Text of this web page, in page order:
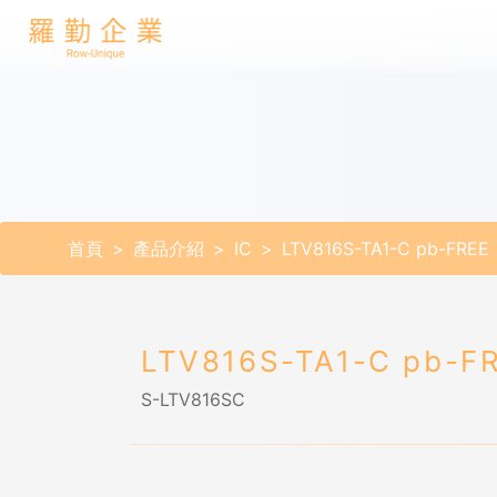
首頁 產品介紹 IC LTV816S-TA1-C pb-FREE
LTV816S-TA1-C pb-
S-LTV816SC